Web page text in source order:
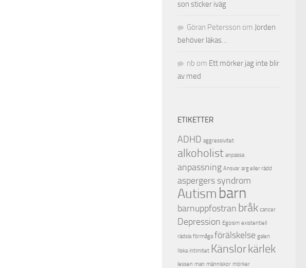
son sticker iväg
Göran Petersson om Jorden
behöver läkas…
nb om Ett mörker jag inte blir
av med
ETIKETTER
ADHD aggressivitet
alkoholist anpassa
anpassning Ansvar arg eller rädd
aspergers syndrom
Autism barn
barnuppfostran bråk cancer
Depression Egoism existentiell
rädsla förmåga förälskelse galen
Ilska intimitet Känslorkärlek
lessen man människor mörker